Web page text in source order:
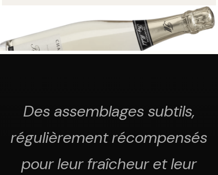
Des assemblages subtils,
régulièrement récompensés
pour leur fraîcheur et leur